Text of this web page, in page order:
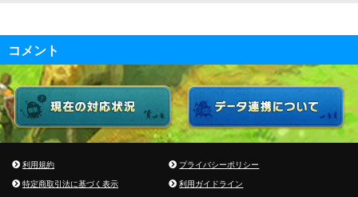
コメント
利用規約
プライバシーポリシー
特定商取引法に基づく表示
利用ガイドライン